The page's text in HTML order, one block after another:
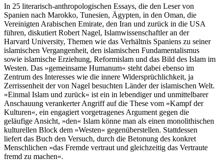
In 25 literarisch-anthropologischen Essays, die den Leser von
Spanien nach Marokko, Tunesien, Ägypten, in den Oman, die
Vereinigten Arabischen Emirate, den Iran und zurück in die USA
führen, diskutiert Robert Nagel, Islamwissenschaftler an der
Harvard University, Themen wie das Verhältnis Spaniens zu seiner
islamischen Vergangenheit, den islamischen Fundamentalismus
sowie islamische Erziehung, Reformislam und das Bild des Islam im
Westen. Das »gemeinsame Humanum« steht dabei ebenso im
Zentrum des Interesses wie die innere Widersprüchlichkeit, ja
Zerrissenheit der von Nagel besuchten Länder der islamischen Welt.
»Einmal Islam und zurück« ist ein in lebendiger und unmittelbarer
Anschauung verankerter Angriff auf die These vom »Kampf der
Kulturen«, ein engagiert vorgetragenes Argument gegen die
geläufige Ansicht, »den« Islam könne man als einen monolithischen
kulturellen Block dem »Westen« gegenüberstellen. Stattdessen
liefert das Buch den Versuch, durch die Betonung des konkret
Menschlichen »das Fremde vertraut und gleichzeitig das Vertraute
fremd zu machen«.